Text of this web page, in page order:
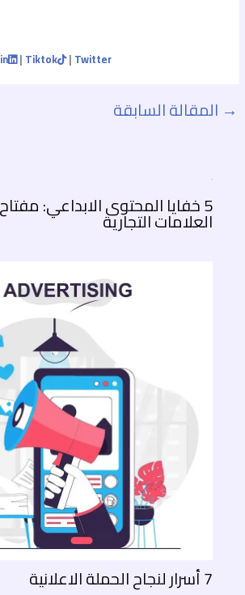
| Tiktok | Twitter
→ المقالة السابقة
5 خفايا المحتوى الابداعي:
العلامات التجارية
7 أسرار لنجاح الحملة الاعلانية